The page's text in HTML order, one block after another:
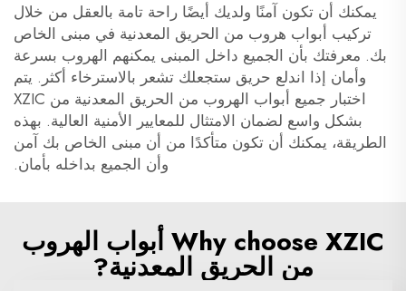
يمكنك أن تكون آمنًا ولديك أيضًا راحة تامة بالعقل من خلال
تركيب أبواب هروب من الحريق المعدنية في مبنى الخاص
بك. معرفتك بأن الجميع داخل المبنى يمكنهم الهروب بسرعة
وأمان إذا اندلع حريق ستجعلك تشعر بالاسترخاء أكثر. يتم
اختبار جميع أبواب الهروب من الحريق المعدنية من XZIC
بشكل واسع لضمان الامتثال للمعايير الأمنية العالية. بهذه
الطريقة، يمكنك أن تكون متأكدًا من أن مبنى الخاص بك آمن
وأن الجميع بداخله بأمان.
Why choose XZIC أبواب الهروب
من الحريق المعدنية?